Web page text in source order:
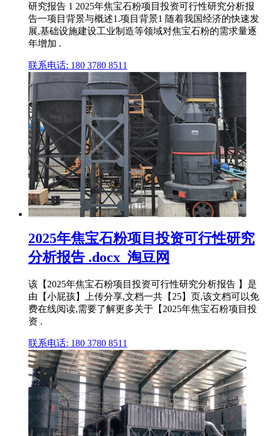
研究报告 1 2025年焦宝石粉项目投资可行性研究分析报
告一项目背景与概述1.项目背景1 随着我国经济的快速发
展,基础设施建设工业制造等领域对焦宝石粉的需求量逐
年增加 .
联系电话: 180 3780 8511
2025年焦宝石粉项目投资可行性研究
分析报告 .docx_淘豆网
该【2025年焦宝石粉项目投资可行性研究分析报告 】是
由【小屁孩】上传分享,文档一共【25】页,该文档可以免
费在线阅读,需要了解更多关于【2025年焦宝石粉项目投
资 .
联系电话: 180 3780 8511